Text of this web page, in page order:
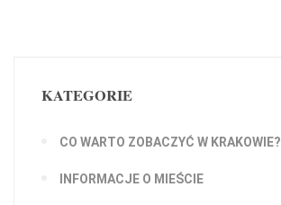
KATEGORIE
CO WARTO ZOBACZYĆ W KRAKOWIE?
INFORMACJE O MIEŚCIE